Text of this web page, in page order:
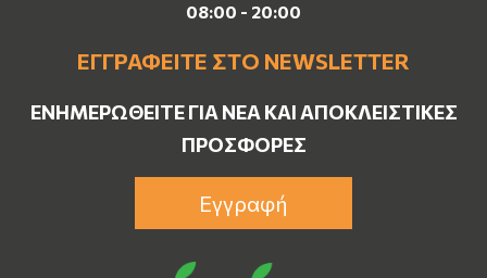
08:00 - 20:00
ΕΓΓΡΑΦΕΊΤΕ ΣΤΟ NEWSLETTER
ΕΝΗΜΕΡΩΘΕΊΤΕ ΓΙΑ ΝΈΑ ΚΑΙ ΑΠΟΚΛΕΙΣΤΙΚΈΣ
ΠΡΟΣΦΟΡΈΣ
Εγγραφή